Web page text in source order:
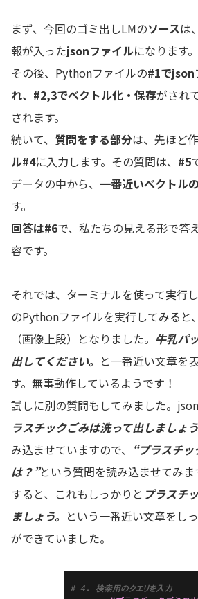
まず、今回のゴミ出しLMのソースは
報が入ったjsonファイルになります。
その後、Pythonファイルの#1でjson
れ、#2,3でベクトル化・保存がされ
されます。
続いて、 質問をする部分は、先ほど
ル#4に入力します。その質問は、 #5
データの中から、 一番近いベクトル
す。
回答は#6で、私たちの見える形で答
容です。
それでは、ターミナルを使って実行
のPythonファイルを実行してみると
（画像上段）となりました。 牛乳パ
出してください。 と一番近い文章を
す。無事動作しているようです！
試しに別の質問もしてみました。json
ラスチックごみは洗って出しましょ
み込ませていますので、 “プラスチ
は？”という質問を読み込ませてみま
すると、これもしっかりと プラスチ
ましょう。 という一番近い文章をし
ができていました。